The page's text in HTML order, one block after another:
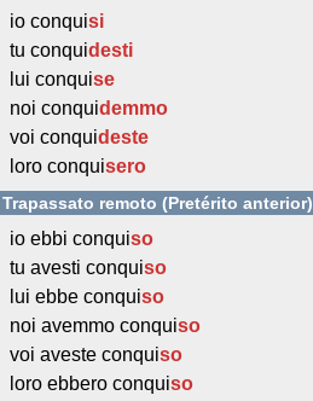
io conquisi
tu conquidesti
lui conquise
noi conquidemmo
voi conquideste
loro conquisero
Trapassato remoto (Pretérito anterior)
io ebbi conquiso
tu avesti conquiso
lui ebbe conquiso
noi avemmo conquiso
voi aveste conquiso
loro ebbero conquiso